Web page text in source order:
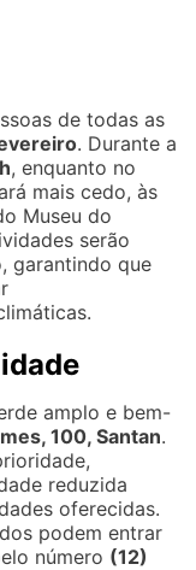
de todas as
. Durante a
, enquanto no
mais cedo, às
Museu do
serão
garantindo que
amplo e bem-
100, Santan.
reduzida
oferecidas.
podem entrar
número (12)